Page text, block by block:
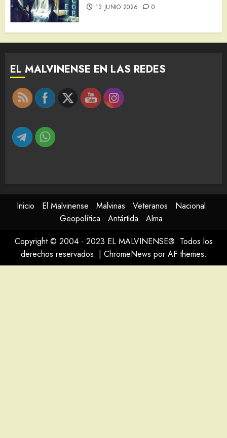
13 JUNIO 2026 0
EL MALVINENSE EN LAS REDES
Inicio El Malvinense Malvinas Veteranos
Nacional
Geopolítica
Antártida
Alma
Copyright © 2004 - 2023 EL MALVINENSE®. Todos los
derechos reservados. | ChromeNews por AF themes.